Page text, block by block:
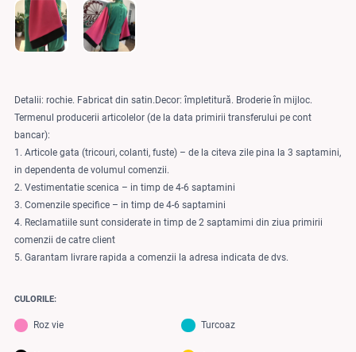
Detalii: rochie. Fabricat din satin.Decor: împletitură. Broderie în mijloc.
Termenul producerii articolelor (de la data primirii transferului pe cont
bancar):
1. Articole gata (tricouri, colanti, fuste) – de la citeva zile pina la 3 saptamini,
in dependenta de volumul comenzii.
2. Vestimentatie scenica – in timp de 4-6 saptamini
3. Comenzile specifice – in timp de 4-6 saptamini
4. Reclamatiile sunt considerate in timp de 2 saptamimi din ziua primirii
comenzii de catre client
5. Garantam livrare rapida a comenzii la adresa indicata de dvs.
CULORILE:
Roz vie Turcoaz